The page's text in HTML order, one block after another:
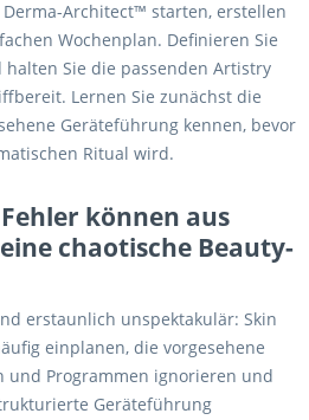
Architect™ starten, erstellen
Wochenplan. Definieren Sie
halten Sie die passenden Artistry
Lernen Sie zunächst die
Geräteführung kennen, bevor
Ritual wird.
können aus
chaotische Beauty-
erstaunlich unspektakulär: Skin
einplanen, die vorgesehene
und Programmen ignorieren und
Geräteführung